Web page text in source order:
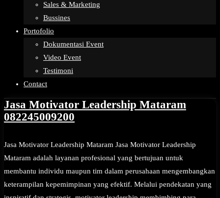
Sales & Marketing
Bussines
Portofolio
Dokumentasi Event
Video Event
Testimoni
Contact
Jasa Motivator Leadership Mataram
082245009200
Jasa Motivator Leadership Mataram Jasa Motivator Leadership
Mataram adalah layanan profesional yang bertujuan untuk
membantu individu maupun tim dalam perusahaan mengembangkan
keterampilan kepemimpinan yang efektif. Melalui pendekatan yang